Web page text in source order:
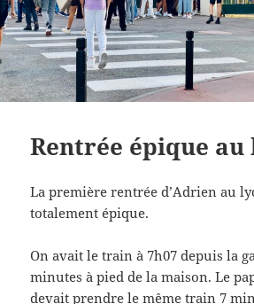
Rentrée épique au
La première rentrée d’Adrien au
totalement épique.
On avait le train à 7h07 depuis la
minutes à pied de la maison. Le
devait prendre le même train 7